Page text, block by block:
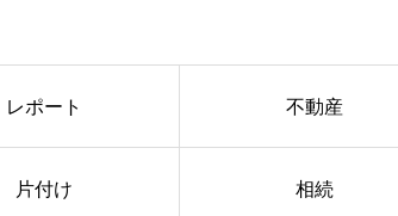
レポート 不動産
片付け 相続